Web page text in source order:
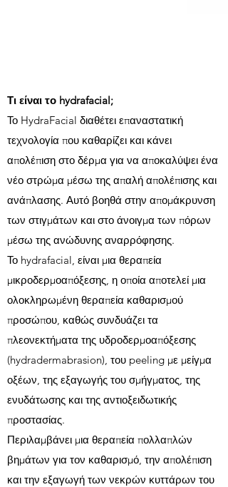
Τι είναι το hydrafacial;
Το HydraFacial διαθέτει επαναστατική
τεχνολογία που καθαρίζει και κάνει
απολέπιση στο δέρμα για να αποκαλύψει ένα
νέο στρώμα μέσω της απαλή απολέπισης και
ανάπλασης. Αυτό βοηθά στην απομάκρυνση
των στιγμάτων και στο άνοιγμα των πόρων
μέσω της ανώδυνης αναρρόφησης.
Το hydrafacial, είναι μια θεραπεία
μικροδερμοαπόξεσης, η οποία αποτελεί μια
ολοκληρωμένη θεραπεία καθαρισμού
προσώπου, καθώς συνδυάζει τα
πλεονεκτήματα της υδροδερμοαπόξεσης
(hydradermabrasion), του peeling με μείγμα
οξέων, της εξαγωγής του σμήγματος, της
ενυδάτωσης και της αντιοξειδωτικής
προστασίας.
Περιλαμβάνει μια θεραπεία πολλαπλών
βημάτων για τον καθαρισμό, την απολέπιση
και την εξαγωγή των νεκρών κυττάρων του